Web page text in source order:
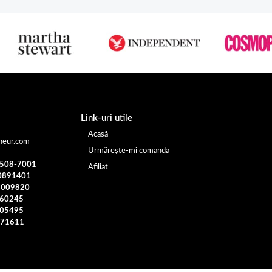
7001
Link-uri utile
Acasă
Urmărește-mi comanda
Afiliat